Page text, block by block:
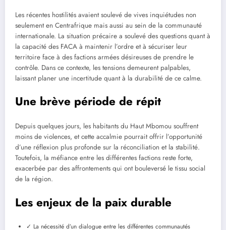
Les récentes hostilités avaient soulevé de vives inquiétudes non
seulement en Centrafrique mais aussi au sein de la communauté
internationale. La situation précaire a soulevé des questions quant à
la capacité des FACA à maintenir l’ordre et à sécuriser leur
territoire face à des factions armées désireuses de prendre le
contrôle. Dans ce contexte, les tensions demeurent palpables,
laissant planer une incertitude quant à la durabilité de ce calme.
Une brève période de répit
Depuis quelques jours, les habitants du Haut Mbomou souffrent
moins de violences, et cette accalmie pourrait offrir l’opportunité
d’une réflexion plus profonde sur la réconciliation et la stabilité.
Toutefois, la méfiance entre les différentes factions reste forte,
exacerbée par des affrontements qui ont bouleversé le tissu social
de la région.
Les enjeux de la paix durable
✓ La nécessité d’un dialogue entre les différentes communautés